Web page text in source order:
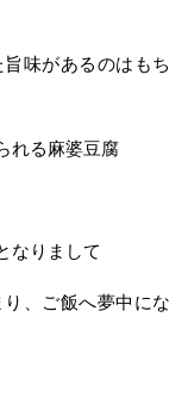
味があるのはもち
れる麻婆豆腐
なりまして
、ご飯へ夢中にな